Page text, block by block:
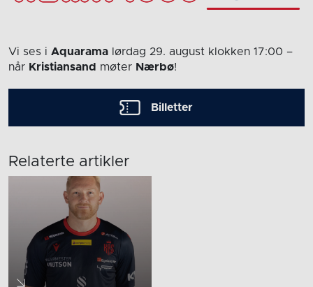
Vi ses i Aquarama lørdag 29. august klokken 17:00 –
når Kristiansand møter Nærbø!
Billetter
Relaterte artikler